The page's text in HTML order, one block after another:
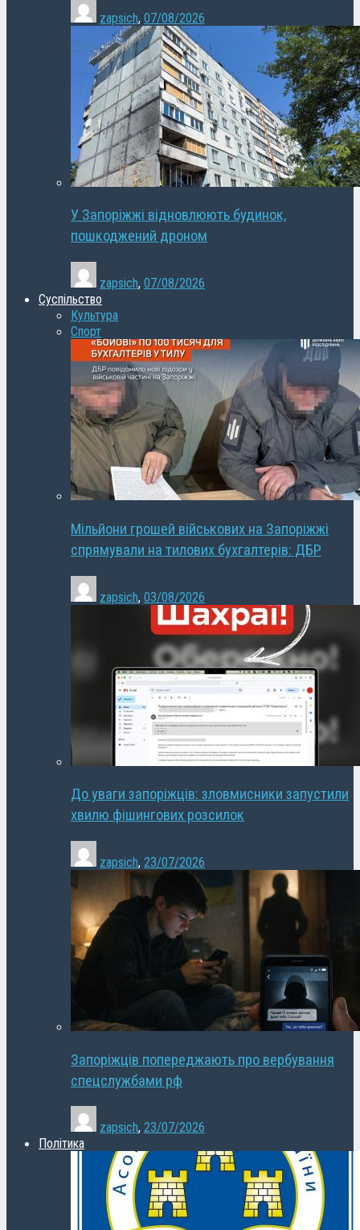
zapsich, 07/08/2026
У Запоріжжі відновлюють будинок,
пошкоджений дроном
zapsich, 07/08/2026
Суспільство
Культура
Спорт
Мільйони грошей військових на Запоріжжі
спрямували на тилових бухгалтерів: ДБР
zapsich, 03/08/2026
До уваги запоріжців: зловмисники запустили
хвилю фішингових розсилок
zapsich, 23/07/2026
Запоріжців попереджають про вербування
спецслужбами рф
zapsich, 23/07/2026
Політика